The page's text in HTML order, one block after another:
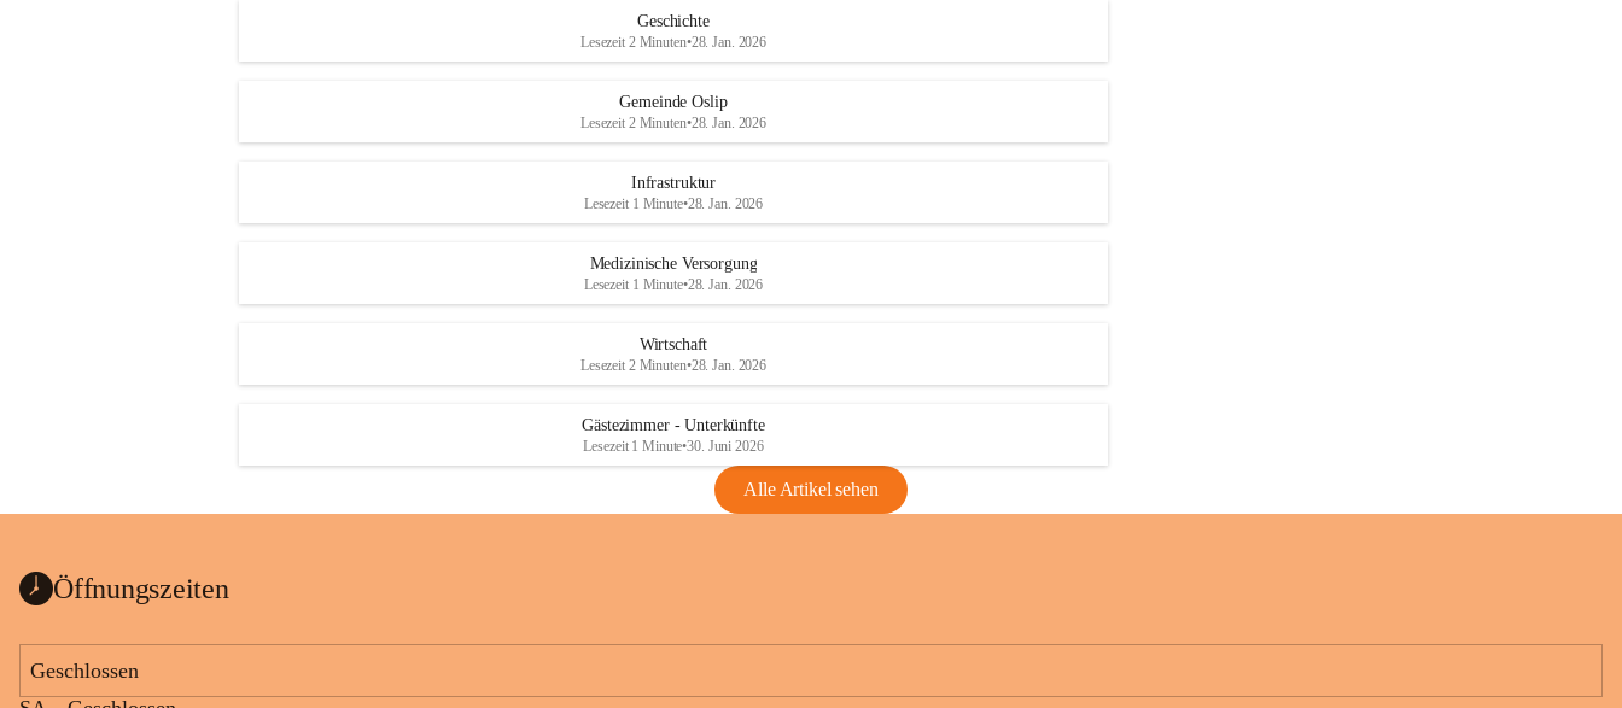
Geschichte
Lesezeit 2 Minuten•28. Jan. 2026
Gemeinde Oslip
Lesezeit 2 Minuten•28. Jan. 2026
Infrastruktur
Lesezeit 1 Minute•28. Jan. 2026
Medizinische Versorgung
Lesezeit 1 Minute•28. Jan. 2026
Wirtschaft
Lesezeit 2 Minuten•28. Jan. 2026
Gästezimmer - Unterkünfte
Lesezeit 1 Minute•30. Juni 2026
Alle Artikel sehen
Öffnungszeiten
Geschlossen